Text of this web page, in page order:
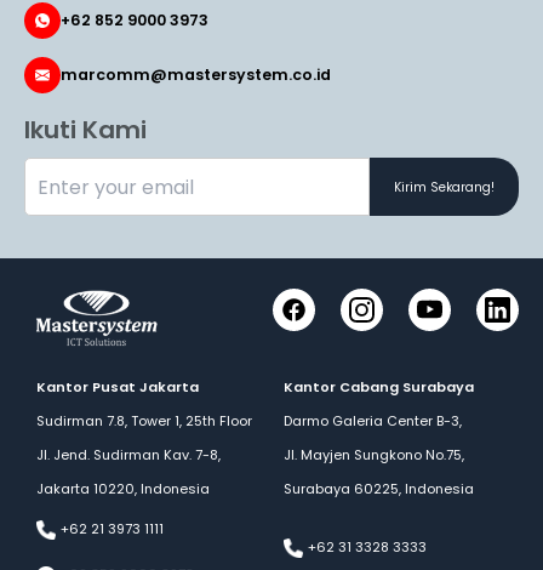
+62 852 9000 3973
marcomm@mastersystem.co.id
Ikuti Kami
Kirim Sekarang!
FacebookInstagramYouTube
Kantor Pusat Jakarta
Sudirman 7.8, Tower 1, 25th Floor
Jl. Jend. Sudirman Kav. 7-8,
Jakarta 10220, Indonesia
+62 21 3973 1111
Kantor Cabang Surabaya
Darmo Galeria Center B-3,
Jl. Mayjen Sungkono No.75,
Surabaya 60225, Indonesia
+62 31 3328 3333